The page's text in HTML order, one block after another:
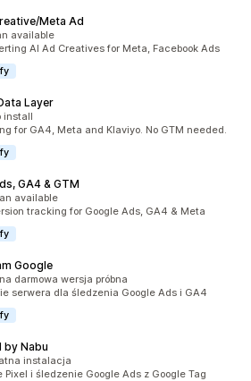
Meta Ad
47
available
AI Ad Creatives for Meta, Facebook Ads
Layer
123
install
for GA4, Meta and Klaviyo. No GTM needed.
GA4 & GTM
137
available
tracking for Google Ads, GA4 & Meta
Google
191
darmowa wersja próbna
serwera dla śledzenia Google Ads i GA4
by Nabu
420
instalacja
Pixel i śledzenie Google Ads z Google Tag